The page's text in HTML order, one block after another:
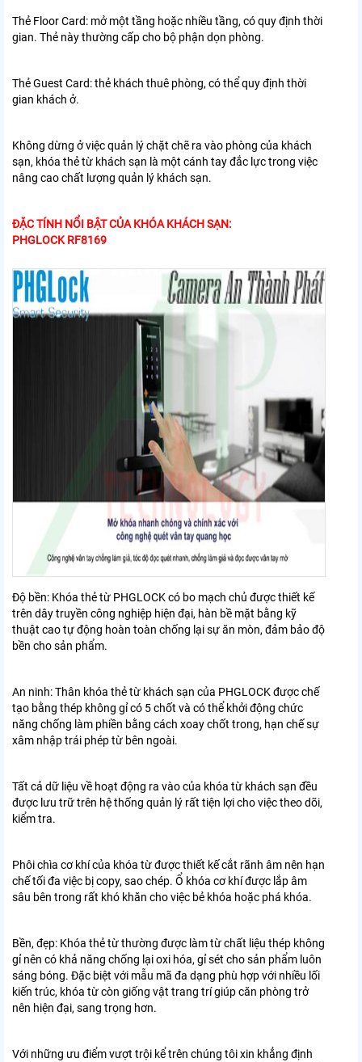
Thẻ Floor Card: mở một tầng hoặc nhiều tầng, có quy định thời
gian. Thẻ này thường cấp cho bộ phận dọn phòng.
Thẻ Guest Card: thẻ khách thuê phòng, có thể quy định thời
gian khách ở.
Không dừng ở việc quản lý chặt chẽ ra vào phòng của khách
sạn, khóa thẻ từ khách sạn là một cánh tay đắc lực trong việc
nâng cao chất lượng quản lý khách sạn.
ĐẶC TÍNH NỔI BẬT CỦA KHÓA KHÁCH SẠN:
PHGLOCK RF8169
Độ bền: Khóa thẻ từ PHGLOCK có bo mạch chủ được thiết kế
trên dây truyền công nghiệp hiện đại, hàn bề mặt bằng kỹ
thuật cao tự động hoàn toàn chống lại sự ăn mòn, đảm bảo độ
bền cho sản phẩm.
An ninh: Thân khóa thẻ từ khách sạn của PHGLOCK được chế
tạo bằng thép không gỉ có 5 chốt và có thể khởi động chức
năng chống làm phiền bằng cách xoay chốt trong, hạn chế sự
xâm nhập trái phép từ bên ngoài.
Tất cả dữ liệu về hoạt động ra vào của khóa từ khách sạn đều
được lưu trữ trên hệ thống quản lý rất tiện lợi cho việc theo dõi,
kiểm tra.
Phôi chìa cơ khí của khóa từ được thiết kế cắt rãnh âm nên hạn
chế tối đa việc bị copy, sao chép. Ổ khóa cơ khí được lắp âm
sâu bên trong rất khó khăn cho việc bẻ khóa hoặc phá khóa.
Bền, đẹp: Khóa thẻ từ thường được làm từ chất liệu thép không
gỉ nên có khả năng chống lại oxi hóa, gỉ sét cho sản phẩm luôn
sáng bóng. Đặc biệt với mẫu mã đa dạng phù hợp với nhiều lối
kiến trúc, khóa từ còn giống vật trang trí giúp căn phòng trở
nên hiện đại, sang trọng hơn.
Với những ưu điểm vượt trội kể trên chúng tôi xin khẳng định